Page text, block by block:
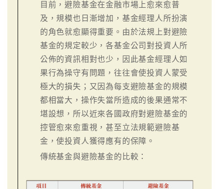
目前，避險基金在金融市場上愈來愈普
及，規模也日漸增加，基金經理人所扮演
的角色就愈顯得重要。由於法規上對避險
基金的規定較少，各基金公司對投資人所
公佈的資訊相對也少，因此基金經理人如
果行為操守有問題，往往會使投資人蒙受
極大的損失；又因為每支避險基金的規模
都相當大，操作失當所造成的後果通常不
堪設想，所以近來各國政府對避險基金的
控管愈來愈重視，甚至立法規範避險基
金，使投資人獲得應有的保障。
傳統基金與避險基金的比較：